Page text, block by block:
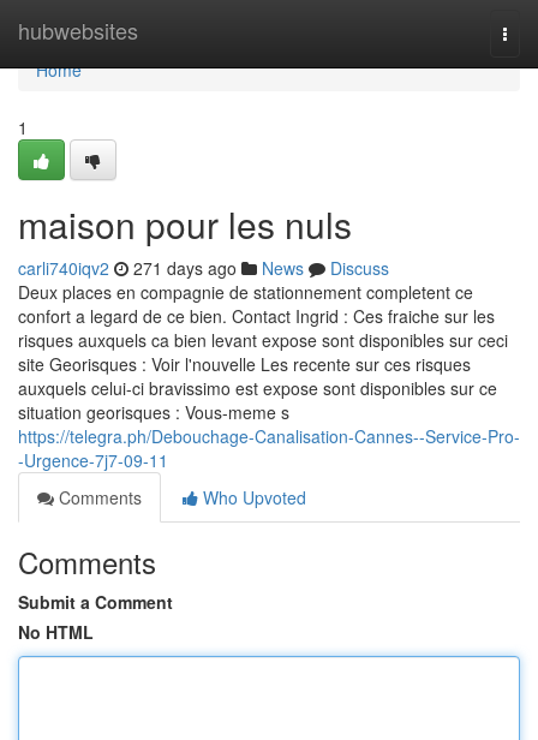
hubwebsites
Home
Home
1
maison pour les nuls
carli740iqv2 271 days ago News
Discuss
Deux places en compagnie de stationnement completent ce
confort a legard de ce bien. Contact Ingrid : Ces fraiche sur les
risques auxquels ca bien levant expose sont disponibles sur ceci
site Georisques : Voir l'nouvelle Les recente sur ces risques
auxquels celui-ci bravissimo est expose sont disponibles sur ce
situation georisques : Vous-meme s
https://telegra.ph/Debouchage-Canalisation-Cannes--Service-Pro-
-Urgence-7j7-09-11
Comments
Who Upvoted
Comments
Submit a Comment
No HTML